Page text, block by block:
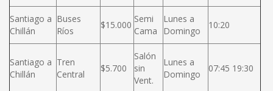
Santiago a
Chillán
Buses
Ríos
$15.000
Semi
Cama
Lunes a
Domingo
10:20
Santiago a
Chillán
Tren
Central
$5.700
Salón
sin
Vent.
Lunes a
Domingo
07:45 19:30